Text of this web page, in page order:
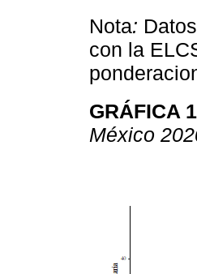
Nota:
con la
GRÁFICA 1
México